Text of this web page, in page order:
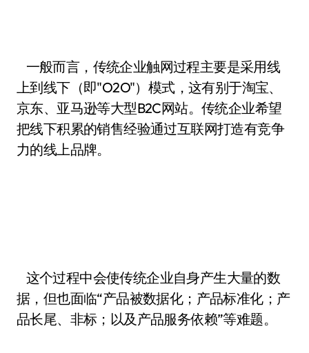
一般而言，传统企业触网过程主要是采用线
上到线下（即"O2O"）模式，这有别于淘宝、
京东、亚马逊等大型B2C网站。传统企业希望
把线下积累的销售经验通过互联网打造有竞争
力的线上品牌。
这个过程中会使传统企业自身产生大量的数
据，但也面临“产品被数据化；产品标准化；产
品长尾、非标；以及产品服务依赖”等难题。